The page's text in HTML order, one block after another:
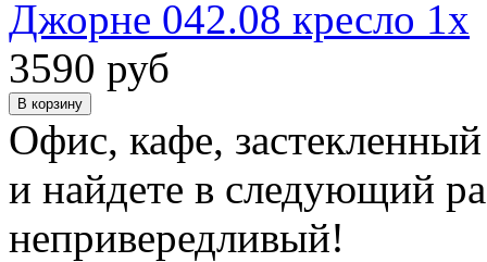
Джорне 042.08 кресло 1х
3590 руб
Офис, кафе,
и найдете в следующий
непривередливый!